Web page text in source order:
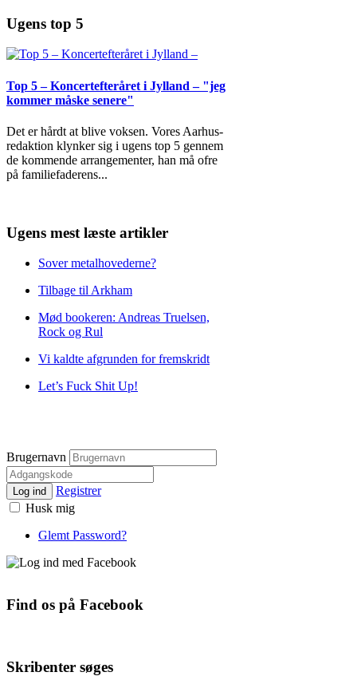
Ugens top 5
Top 5 – Koncertefteråret i Jylland – "jeg
kommer måske senere"
Det er hårdt at blive voksen. Vores Aarhus-
redaktion klynker sig i ugens top 5 gennem
de kommende arrangementer, han må ofre
på familiefaderens...
Ugens mest læste artikler
Sover metalhovederne?
Tilbage til Arkham
Mød bookeren: Andreas Truelsen,
Rock og Rul
Vi kaldte afgrunden for fremskridt
Let’s Fuck Shit Up!
Brugernavn
Log ind
Registrer
Husk mig
Glemt Password?
Find os på Facebook
Skribenter søges